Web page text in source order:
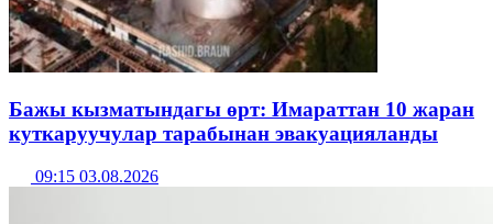
Бажы кызматындагы өрт: Имараттан 10 жаран
куткаруучулар тарабынан эвакуацияланды
09:15 03.08.2026